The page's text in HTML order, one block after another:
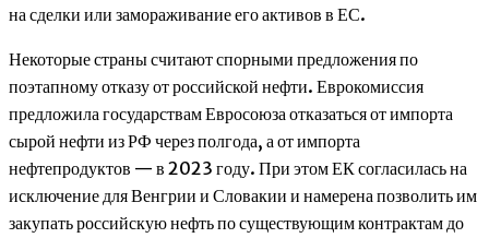
на сделки или замораживание его активов в ЕС.
Некоторые страны считают спорными предложения по
поэтапному отказу от российской нефти. Еврокомиссия
предложила государствам Евросоюза отказаться от импорта
сырой нефти из РФ через полгода, а от импорта
нефтепродуктов — в 2023 году. При этом ЕК согласилась на
исключение для Венгрии и Словакии и намерена позволить им
закупать российскую нефть по существующим контрактам до